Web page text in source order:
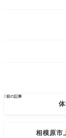
前の記事
相模原市